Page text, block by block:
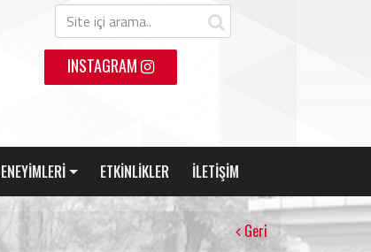
INSTAGRAM
ETKİNLİKLER İLETİŞİM
Geri